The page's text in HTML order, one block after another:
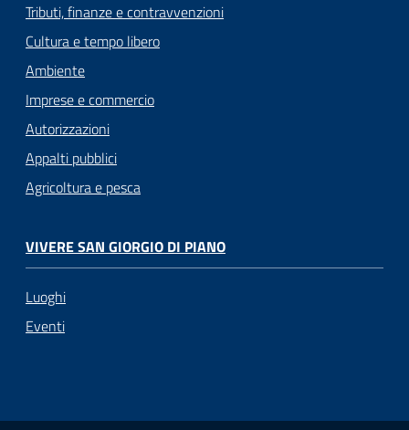
Tributi, finanze e contravvenzioni
Cultura e tempo libero
Ambiente
Imprese e commercio
Autorizzazioni
Appalti pubblici
Agricoltura e pesca
VIVERE SAN GIORGIO DI PIANO
Luoghi
Eventi